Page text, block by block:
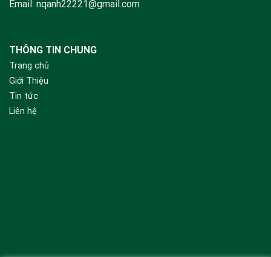
Email: nqanh22221@gmail.com
THÔNG TIN CHUNG
Trang chủ
Giới Thiệu
Tin tức
Liên hệ